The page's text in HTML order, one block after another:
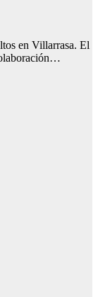
en Villarrasa. El